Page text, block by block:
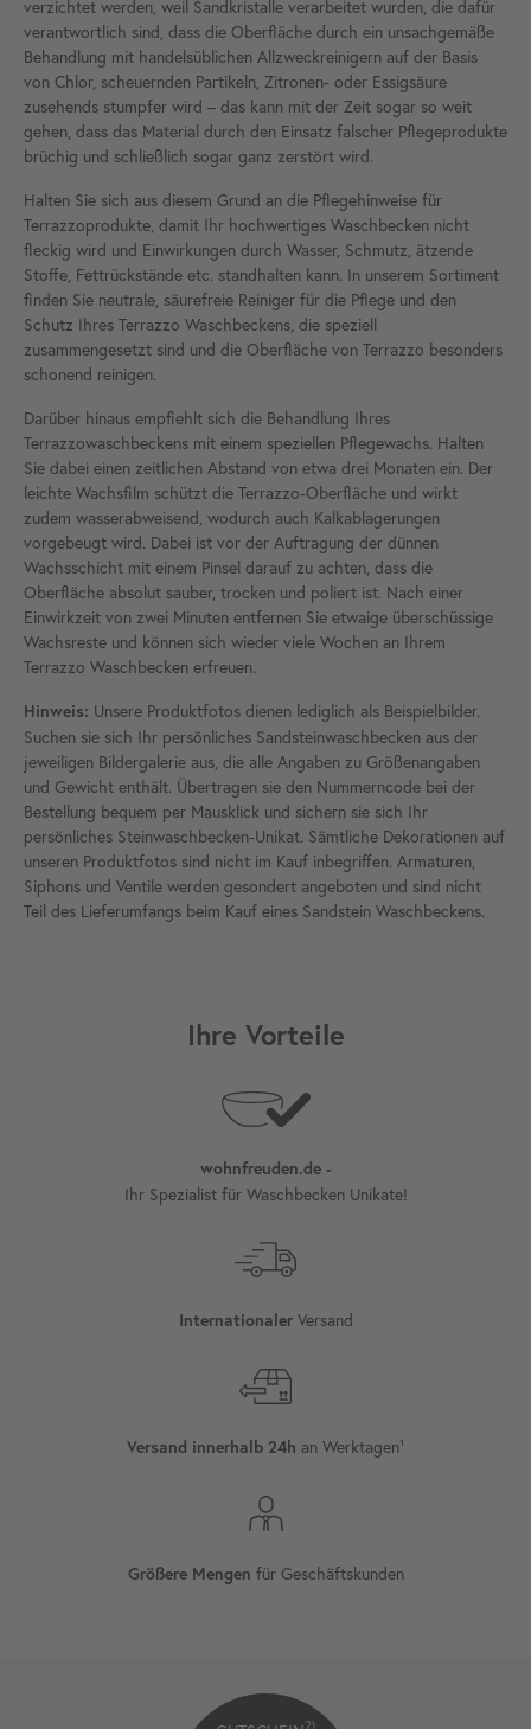
verzichtet werden, weil Sandkristalle verarbeitet wurden, die dafür
verantwortlich sind, dass die Oberfläche durch ein unsachgemäße
Behandlung mit handelsüblichen Allzweckreinigern auf der Basis
von Chlor, scheuernden Partikeln, Zitronen- oder Essigsäure
zusehends stumpfer wird – das kann mit der Zeit sogar so weit
gehen, dass das Material durch den Einsatz falscher Pflegeprodukte
brüchig und schließlich sogar ganz zerstört wird.
Halten Sie sich aus diesem Grund an die Pflegehinweise für
Terrazzoprodukte, damit Ihr hochwertiges Waschbecken nicht
fleckig wird und Einwirkungen durch Wasser, Schmutz, ätzende
Stoffe, Fettrückstände etc. standhalten kann. In unserem Sortiment
finden Sie neutrale, säurefreie Reiniger für die Pflege und den
Schutz Ihres Terrazzo Waschbeckens, die speziell
zusammengesetzt sind und die Oberfläche von Terrazzo besonders
schonend reinigen.
Darüber hinaus empfiehlt sich die Behandlung Ihres
Terrazzowaschbeckens mit einem speziellen Pflegewachs. Halten
Sie dabei einen zeitlichen Abstand von etwa drei Monaten ein. Der
leichte Wachsfilm schützt die Terrazzo-Oberfläche und wirkt
zudem wasserabweisend, wodurch auch Kalkablagerungen
vorgebeugt wird. Dabei ist vor der Auftragung der dünnen
Wachsschicht mit einem Pinsel darauf zu achten, dass die
Oberfläche absolut sauber, trocken und poliert ist. Nach einer
Einwirkzeit von zwei Minuten entfernen Sie etwaige überschüssige
Wachsreste und können sich wieder viele Wochen an Ihrem
Terrazzo Waschbecken erfreuen.
Hinweis: Unsere Produktfotos dienen lediglich als Beispielbilder.
Suchen sie sich Ihr persönliches Sandsteinwaschbecken aus der
jeweiligen Bildergalerie aus, die alle Angaben zu Größenangaben
und Gewicht enthält. Übertragen sie den Nummerncode bei der
Bestellung bequem per Mausklick und sichern sie sich Ihr
persönliches Steinwaschbecken-Unikat. Sämtliche Dekorationen auf
unseren Produktfotos sind nicht im Kauf inbegriffen. Armaturen,
Siphons und Ventile werden gesondert angeboten und sind nicht
Teil des Lieferumfangs beim Kauf eines Sandstein Waschbeckens.
Ihre Vorteile
wohnfreuden.de -
Ihr Spezialist für Waschbecken Unikate!
InternationalerVersand
Versand innerhalb 24h an Werktagen¹
Größere Mengen für Geschäftskunden